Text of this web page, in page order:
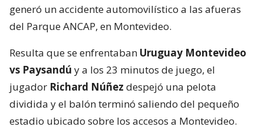
generó un accidente automovilístico a las afueras
del Parque ANCAP, en Montevideo.
Resulta que se enfrentaban Uruguay Montevideo
vs Paysandú y a los 23 minutos de juego, el
jugador Richard Núñez despejó una pelota
dividida y el balón terminó saliendo del pequeño
estadio ubicado sobre los accesos a Montevideo.